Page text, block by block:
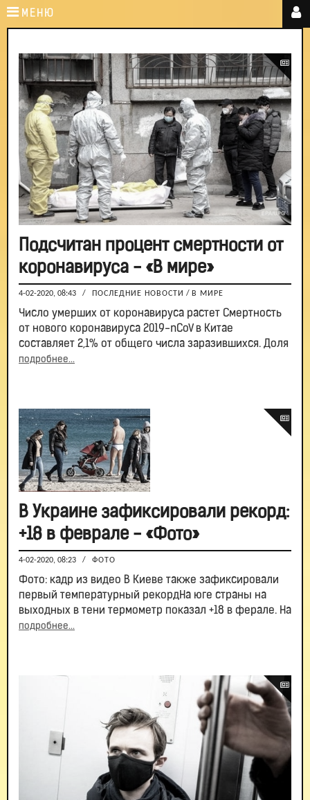
МЕНЮ
Подсчитан процент смертности от
коронавируса - «В мире»
4-02-2020, 08:43 / ПОСЛЕДНИЕ НОВОСТИ / В МИРЕ
Число умерших от коронавируса растет Смертность
от нового коронавируса 2019-nCoV в Китае
составляет 2,1% от общего числа заразившихся. Доля
подробнее...
В Украине зафиксировали рекорд:
+18 в феврале - «Фото»
4-02-2020, 08:23 / ФОТО
Фото: кадр из видео В Киеве также зафиксировали
первый температурный рекордНа юге страны на
выходных в тени термометр показал +18 в ферале. На
подробнее...